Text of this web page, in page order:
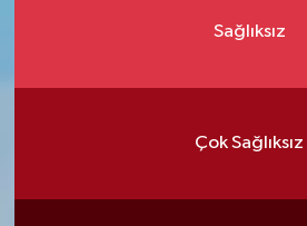
Sağlıksız
Çok Sağlıksız